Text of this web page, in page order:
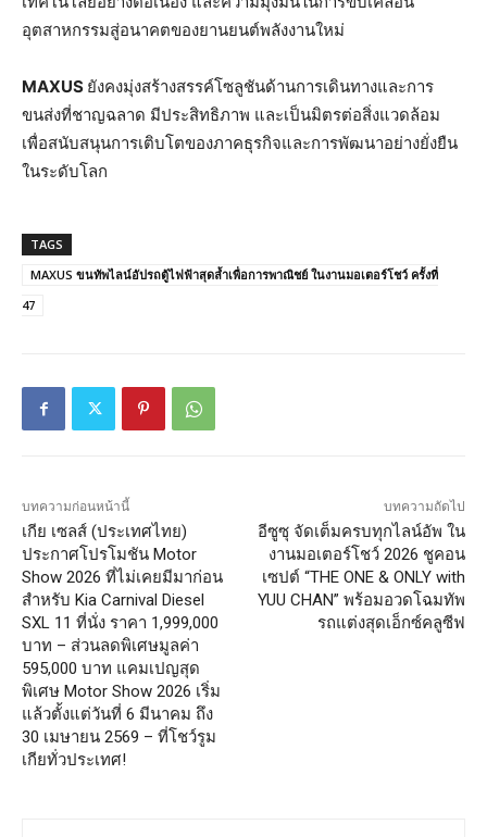
อุตสาหกรรมสู่อนาคตของยานยนต์พลังงานใหม่
MAXUS ยังคงมุ่งสร้างสรรค์โซลูชันด้านการเดินทางและการ
ขนส่งที่ชาญฉลาด มีประสิทธิภาพ และเป็นมิตรต่อสิ่งแวดล้อม
เพื่อสนับสนุนการเติบโตของภาคธุรกิจและการพัฒนาอย่างยั่งยืน
ในระดับโลก
TAGS
MAXUS ขนทัพไลน์อัปรถตู้ไฟฟ้าสุดล้ำเพื่อการพาณิชย์ ในงานมอเตอร์โชว์ ครั้งที่
47
บทความก่อนหน้านี้
เกีย เซลส์ (ประเทศไทย)
ประกาศโปรโมชัน Motor
Show 2026 ที่ไม่เคยมีมาก่อน
สำหรับ Kia Carnival Diesel
SXL 11 ที่นั่ง ราคา 1,999,000
บาท – ส่วนลดพิเศษมูลค่า
595,000 บาท แคมเปญสุด
พิเศษ Motor Show 2026 เริ่ม
แล้วตั้งแต่วันที่ 6 มีนาคม ถึง
30 เมษายน 2569 – ที่โชว์รูม
เกียทั่วประเทศ!
บทความถัดไป
อีซูซุ จัดเต็มครบทุกไลน์อัพ ใน
งานมอเตอร์โชว์ 2026 ชูคอน
เซปต์ “THE ONE & ONLY with
YUU CHAN” พร้อมอวดโฉมทัพ
รถแต่งสุดเอ็กซ์คลูซีฟ